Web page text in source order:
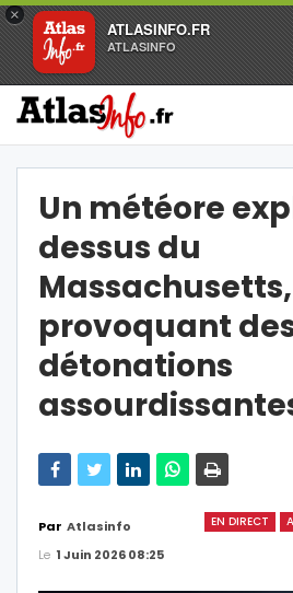
×
ATLASINFO.FR
ATLASINFO
Un météore
dessus du
Massachusetts,
provoquant
détonations
EN DIRECT
Par Atlasinfo
Le 1 Juin 2026 08:25